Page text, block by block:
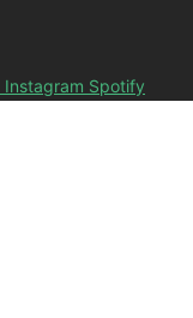
Instagram Spotify